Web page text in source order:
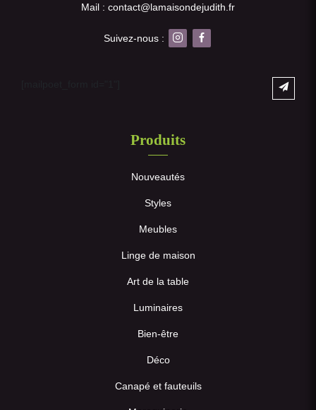
Mail : contact@lamaisondejudith.fr
Suivez-nous :
Produits
Nouveautés
Styles
Meubles
Linge de maison
Art de la table
Luminaires
Bien-être
Déco
Canapé et fauteuils